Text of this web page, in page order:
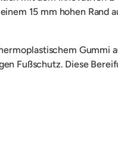
15 mm hohen Rand
Gummi
Fußschutz. Diese